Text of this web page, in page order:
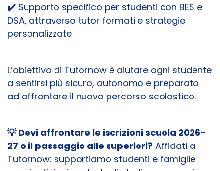
✔️ Supporto specifico per studenti con BES e
DSA, attraverso tutor formati e strategie
personalizzate
L’obiettivo di Tutornow è aiutare ogni studente
a sentirsi più sicuro, autonomo e preparato
ad affrontare il nuovo percorso scolastico.
💡 Devi affrontare le iscrizioni scuola 2026-
27 o il passaggio alle superiori? Affidati a
Tutornow: supportiamo studenti e famiglie